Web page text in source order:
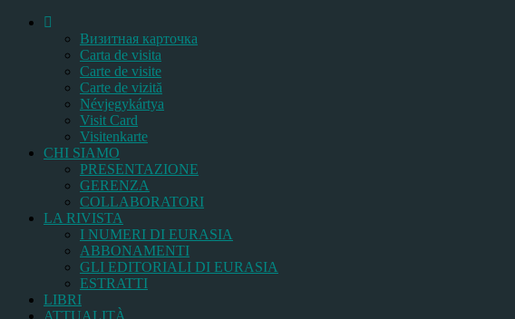
Bизитная карточка
Carta de visita
Carte de visite
Carte de vizită
Névjegykártya
Visit Card
Visitenkarte
CHI SIAMO
PRESENTAZIONE
GERENZA
COLLABORATORI
LA RIVISTA
I NUMERI DI EURASIA
ABBONAMENTI
GLI EDITORIALI DI EURASIA
ESTRATTI
LIBRI
ATTUALITÀ